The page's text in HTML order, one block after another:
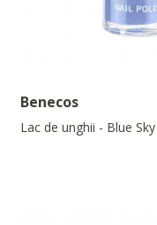
Benecos
Lac de unghii - Blue Sky